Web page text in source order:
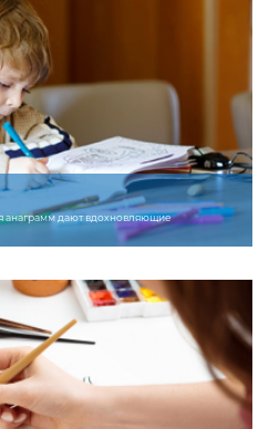
анаграмм дают вдохновляющие